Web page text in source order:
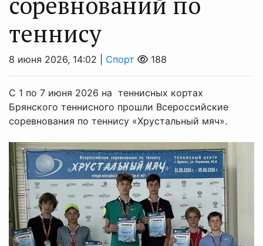
теннису
8 июня 2026, 14:02 | Спорт 188
С 1 по 7 июня 2026 на теннисных кортах
Брянского теннисного прошли Всероссийские
соревнования по теннису «Хрустальный мяч».